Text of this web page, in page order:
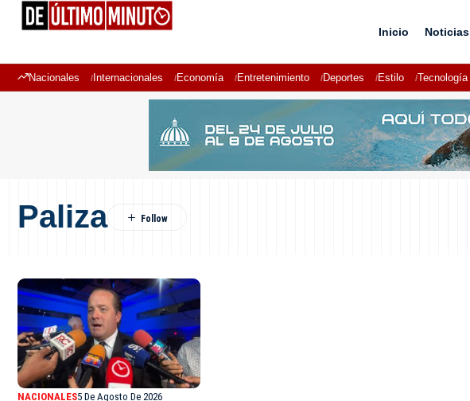
Inicio Noticias
Nacionales Internacionales Economía Entretenimiento Deportes Estilo Tecnología
Paliza
NACIONALES5 De Agosto De 2026